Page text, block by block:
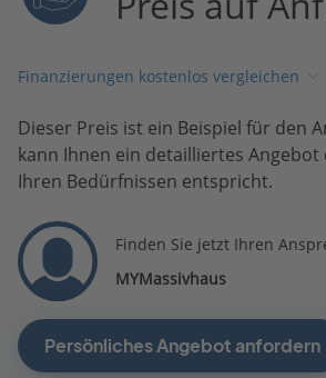
Finanzierungen kostenlos vergleichen
Dieser Preis ist ein Beispiel für den
kann Ihnen ein detailliertes Angebot
Ihren Bedürfnissen entspricht.
Finden Sie jetzt Ihren
MYMassivhaus
Persönliches Angebot anfordern